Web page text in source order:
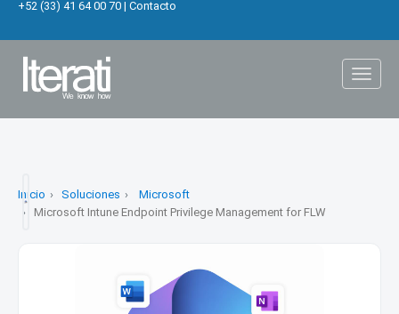
+52 (33) 41 64 00 70 | Contacto
Inicio Soluciones
Microsoft
Microsoft Intune Endpoint Privilege Management for FLW